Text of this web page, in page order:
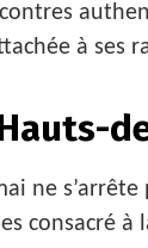
à ses
ne
consacré